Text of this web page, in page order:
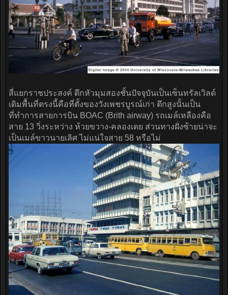
สี่แยกราชประสงค์ ตึกหัวมุมสองชั้นปัจจุบันเป็นเซ็นทรัลเวิลด์
เดิมพื้นที่ตรงนี้คือที่ตั้งของวังเพชรบูรณ์เก่า ตึกสูงนั้นเป็น
ที่ทำการสายการบิน BOAC (Brith airway) รถเมล์เหลืองคือ
สาย 13 วิ่งระหว่าง ห้วยขวาง-คลองเตย ส่วนทางฝั่งซ้ายน่าจะ
เป็นเมล์ขาวนายเลิศ ไม่แน่ใจสาย 58 หรือไม่